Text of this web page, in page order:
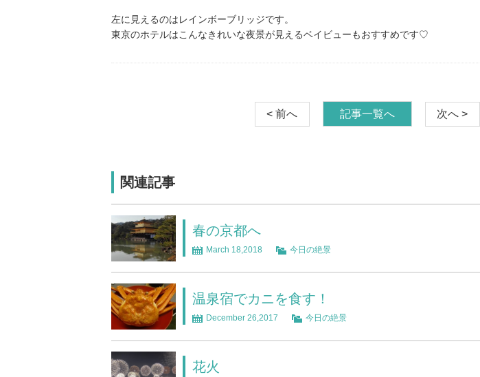
左に見えるのはレインボーブリッジです。
東京のホテルはこんなきれいな夜景が見えるベイビューもおすすめです♡
< 前へ 記事一覧へ 次へ >
関連記事
春の京都へ
March 18,2018 今日の絶景
温泉宿でカニを食す！
December 26,2017 今日の絶景
花火